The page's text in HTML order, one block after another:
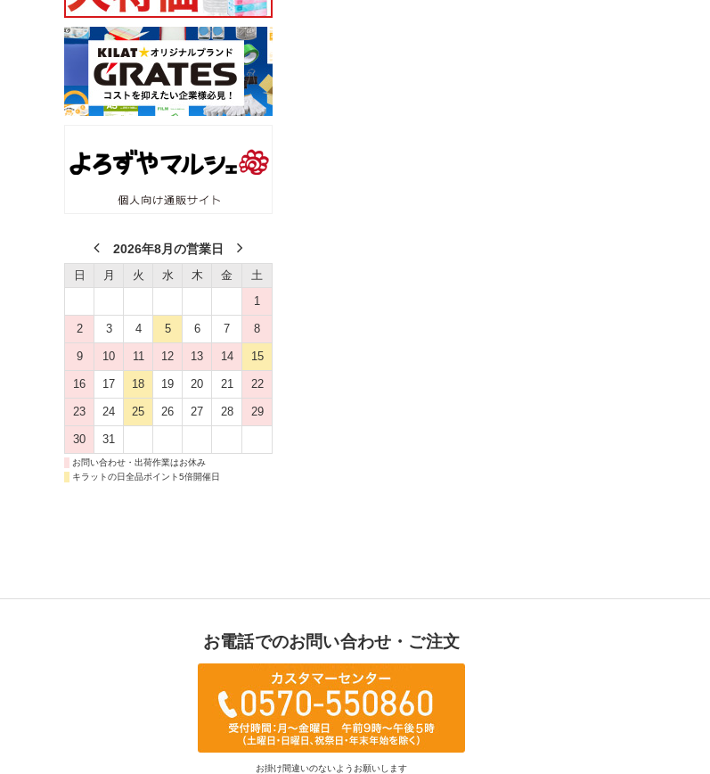
2026年8月の営業日
日 月 火 水 木 金
土
1
2 3 4 5 6 7 8
9 10 11 12 13 14 15
16 17 18 19 20 21 22
23 24 25 26 27 28 29
30 31
お問い合わせ・出荷作業はお休み
キラットの日全品ポイント5倍開催日
お電話でのお問い合わせ・ご注文
お掛け間違いのないようお願いします